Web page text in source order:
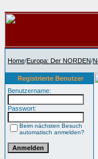
Home/Europa: Der NORDEN/
Registrierte Benutzer
Benutzername:
Passwort:
Beim nächsten Besuch
automatisch anmelden?